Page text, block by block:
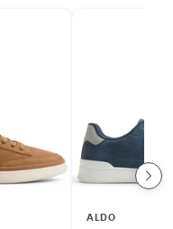
ALDO